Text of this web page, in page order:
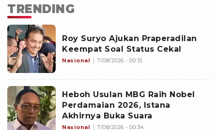
TRENDING
Roy Suryo Ajukan Praperadilan
Keempat Soal Status Cekal
Nasional 7/08/2026 - 00:15
Heboh Usulan MBG Raih Nobel
Perdamaian 2026, Istana
Akhirnya Buka Suara
Nasional 7/08/2026 - 00:34